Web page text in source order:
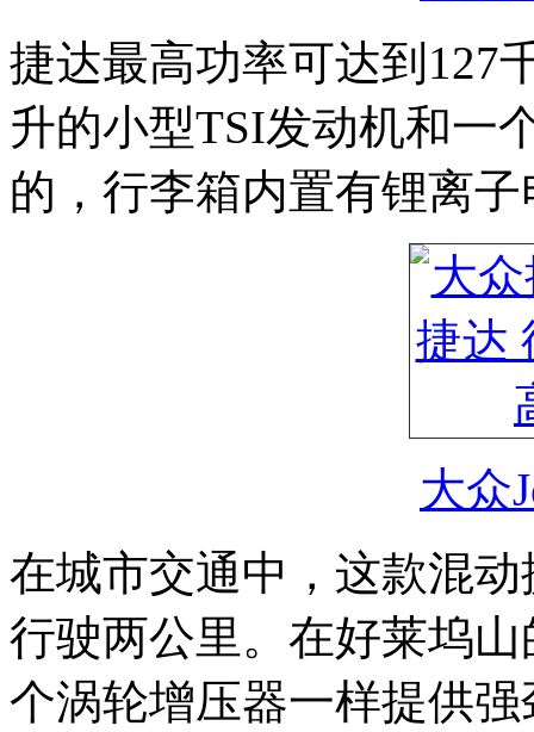
捷达最高功率可达到127
升的小型TSI发动机和一
的，行李箱内置有锂离
大众
在城市交通中，这款混
行驶两公里。在好莱坞
个涡轮增压器一样提供